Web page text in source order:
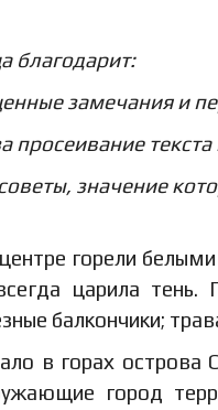
благодарит:
замечания и
просеивание
значение
горели
царила
балкончики;
в горах
город